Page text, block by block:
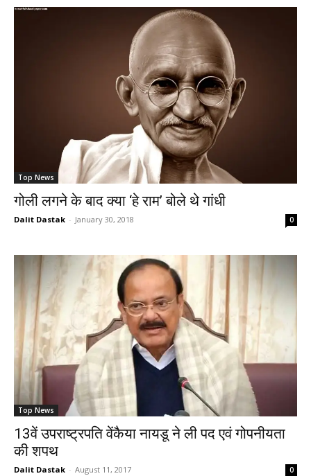
Top News
गोली लगने के बाद क्या ‘हे राम’ बोले थे गांधी
Dalit Dastak - January 30, 2018 0
Top News
13वें उपराष्ट्रपति वेंकैया नायडू ने ली पद एवं गोपनीयता
की शपथ
Dalit Dastak - August 11, 2017 0